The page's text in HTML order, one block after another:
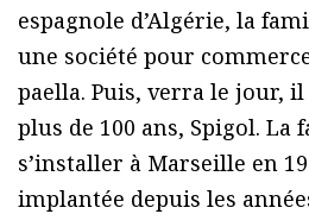
espagnole d’Algérie, la
une société pour
paella. Puis, verra le jour,
plus de 100 ans, Spigol. La
s’installer à Marseille en
implantée depuis les